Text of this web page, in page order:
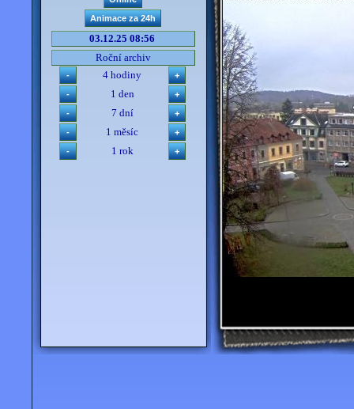
03.12.25 08:56
Roční archiv
4 hodiny
1 den
7 dní
1 měsíc
1 rok